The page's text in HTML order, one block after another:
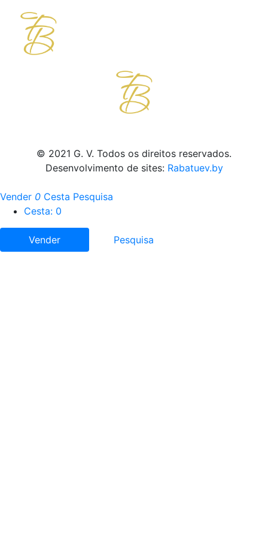
© 2021 G. V. Todos os direitos reservados.
Desenvolvimento de sites: Rabatuev.by
Vender 0 Cesta Pesquisa
Cesta: 0
Vender Pesquisa